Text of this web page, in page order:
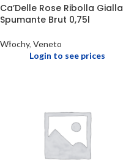
Ca’Delle Rose Ribolla Gialla
Spumante Brut 0,75l
Włochy, Veneto
Login to see prices